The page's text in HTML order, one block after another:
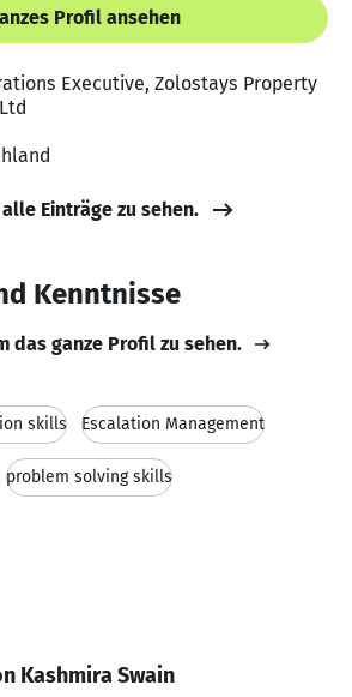
Profil ansehen
Executive, Zolostays Property
Einträge zu sehen.
Kenntnisse
das ganze Profil zu sehen.
skills Escalation Management
problem solving skills
Kashmira Swain